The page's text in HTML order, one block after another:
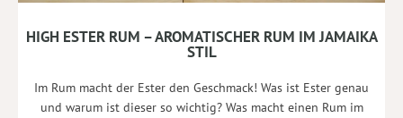
HIGH ESTER RUM – AROMATISCHER RUM IM JAMAIKA
STIL
Im Rum macht der Ester den Geschmack! Was ist Ester genau
und warum ist dieser so wichtig? Was macht einen Rum im